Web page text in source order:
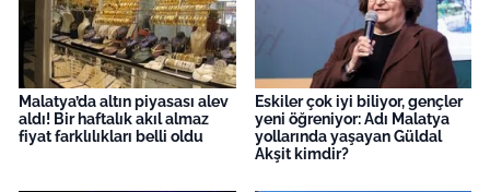
Malatya’da altın piyasası alev
aldı! Bir haftalık akıl almaz
fiyat farklılıkları belli oldu
Eskiler çok iyi biliyor, gençler
yeni öğreniyor: Adı Malatya
yollarında yaşayan Güldal
Akşit kimdir?